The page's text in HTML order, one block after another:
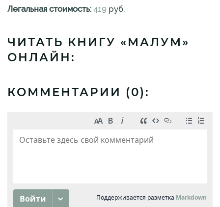
Легальная стоимость: 419 руб.
ЧИТАТЬ КНИГУ «МАЛУМ»
ОНЛАЙН:
КОММЕНТАРИИ (0):